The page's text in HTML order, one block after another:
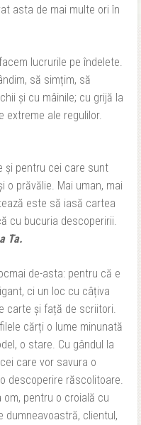
asta de mai multe ori în
lucrurile pe îndelete.
să simțim, să
și cu mâinile; cu grijă la
extreme ale regulilor.
și pentru cei care sunt
o prăvălie. Mai uman, mai
este să iasă cartea
cu bucuria descoperirii.
Ta.
de-asta: pentru că e
ci un loc cu câțiva
carte și față de scriitori.
cărți o lume minunată
o stare. Cu gândul la
care vor savura o
descoperire răscolitoare.
om, pentru o croială cu
dumneavoastră, clientul,